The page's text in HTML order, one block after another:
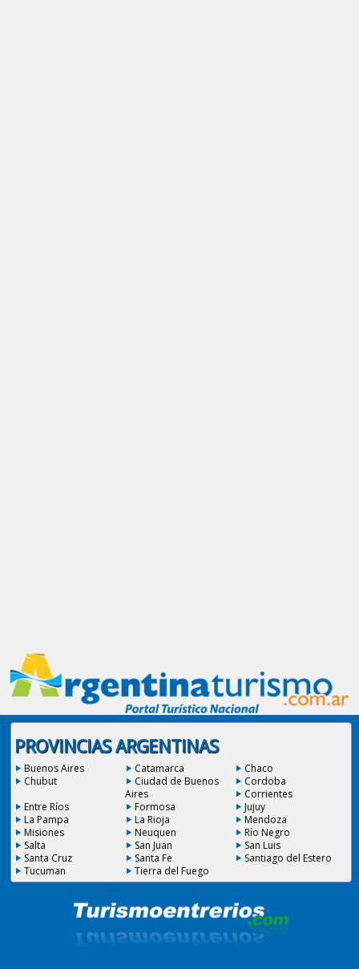
PROVINCIAS ARGENTINAS
Buenos Aires Catamarca
Chaco
Chubut
Ciudad de Buenos
Aires
Cordoba
Corrientes
Entre Ríos
Formosa
Jujuy
La Pampa
La Rioja
Mendoza
Misiones
Neuquen
Río Negro
Salta
San Juan
San Luis
Santa Cruz
Santa Fe
Santiago del Estero
Tucuman
Tierra del Fuego